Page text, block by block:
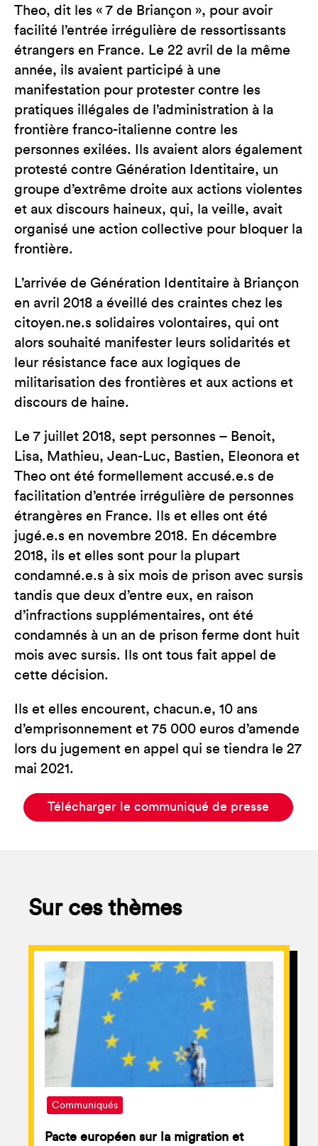
Theo, dit les « 7 de Briançon », pour avoir
facilité l’entrée irrégulière de ressortissants
étrangers en France. Le 22 avril de la même
année, ils avaient participé à une
manifestation pour protester contre les
pratiques illégales de l’administration à la
frontière franco-italienne contre les
personnes exilées. Ils avaient alors également
protesté contre Génération Identitaire, un
groupe d’extrême droite aux actions violentes
et aux discours haineux, qui, la veille, avait
organisé une action collective pour bloquer la
frontière.
L’arrivée de Génération Identitaire à Briançon
en avril 2018 a éveillé des craintes chez les
citoyen.ne.s solidaires volontaires, qui ont
alors souhaité manifester leurs solidarités et
leur résistance face aux logiques de
militarisation des frontières et aux actions et
discours de haine.
Le 7 juillet 2018, sept personnes – Benoit,
Lisa, Mathieu, Jean-Luc, Bastien, Eleonora et
Theo ont été formellement accusé.e.s de
facilitation d’entrée irrégulière de personnes
étrangères en France. Ils et elles ont été
jugé.e.s en novembre 2018. En décembre
2018, ils et elles sont pour la plupart
condamné.e.s à six mois de prison avec sursis
tandis que deux d’entre eux, en raison
d’infractions supplémentaires, ont été
condamnés à un an de prison ferme dont huit
mois avec sursis. Ils ont tous fait appel de
cette décision.
Ils et elles encourent, chacun.e, 10 ans
d’emprisonnement et 75 000 euros d’amende
lors du jugement en appel qui se tiendra le 27
mai 2021.
Télécharger le communiqué de presse
Sur ces thèmes
Communiqués
Pacte européen sur la migration et